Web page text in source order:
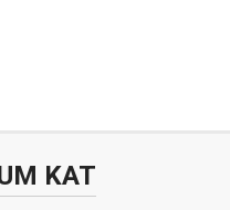
KAT